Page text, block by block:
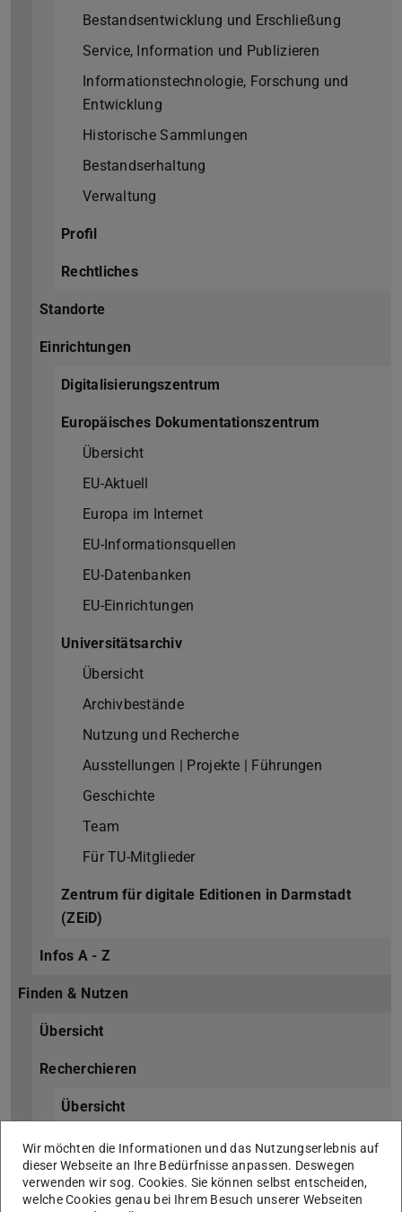
Bestandsentwicklung und Erschließung
Service, Information und Publizieren
Informationstechnologie, Forschung und
Entwicklung
Historische Sammlungen
Bestandserhaltung
Verwaltung
Profil
Rechtliches
Standorte
Einrichtungen
Digitalisierungszentrum
Europäisches Dokumentationszentrum
Übersicht
EU-Aktuell
Europa im Internet
EU-Informationsquellen
EU-Datenbanken
EU-Einrichtungen
Universitätsarchiv
Übersicht
Archivbestände
Nutzung und Recherche
Ausstellungen | Projekte | Führungen
Geschichte
Team
Für TU-Mitglieder
Zentrum für digitale Editionen in Darmstadt
(ZEiD)
Infos A - Z
Finden & Nutzen
Übersicht
Recherchieren
Übersicht
TUbiblio
Ausleihen und Bestellen
Wir möchten die Informationen und das Nutzungserlebnis auf
dieser Webseite an Ihre Bedürfnisse anpassen. Deswegen
verwenden wir sog. Cookies. Sie können selbst entscheiden,
welche Cookies genau bei Ihrem Besuch unserer Webseiten